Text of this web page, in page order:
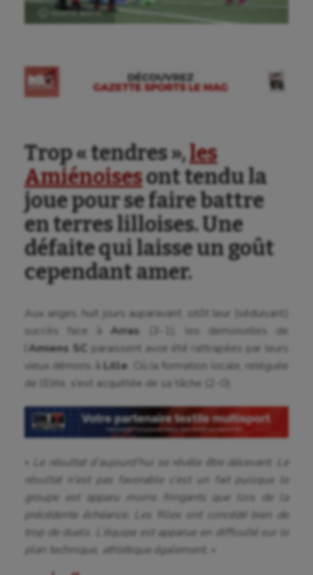
Ⓒ Gazette Sports
Trop « tendres », les
Amiénoisesont tendu la
joue pour se faire battre
en terres lilloises. Une
défaite qui laisse un goût
cependant amer.
Aux anges, huit jours auparavant, sitôt leur (séduisant)
succès face à Arras
(3-1), les demoiselles de
Amiens SC paraissent avoir été rattrapées par leurs
vieux démons àLille . Où la formation locale, reléguée
de l’Elite, s’est acquittée de sa tâche (2-0).
Le résultat d’aujourd’hui se révèle être décevant. Le
résultat n’est pas favorable c’est un fait puisque le
groupe est apparu moins fringants que lors de la
précédente échéance. Les filles ont concédé bien de
trop de duels. L’équipe est apparue en difficulté sur le
plan technique, athlétique également.